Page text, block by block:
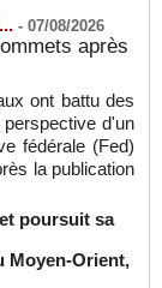
- 07/08/2026
après
ont battu des
d'un
fédérale (Fed)
la publication
poursuit sa
Moyen-Orient,